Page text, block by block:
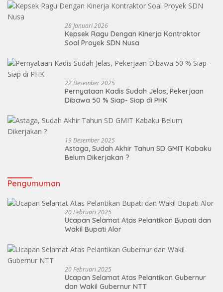
Dua ,Mandek!
28 Januari 2026
Kepsek Ragu Dengan Kinerja Kontraktor
Soal Proyek SDN Nusa
22 Desember 2025
Pernyataan Kadis Sudah Jelas, Pekerjaan
Dibawa 50 % Siap- Siap di PHK
19 Desember 2025
Astaga, Sudah Akhir Tahun SD GMIT Kabaku
Belum Dikerjakan ?
Pengumuman
20 Februari 2025
Ucapan Selamat Atas Pelantikan Bupati dan
Wakil Bupati Alor
20 Februari 2025
Ucapan Selamat Atas Pelantikan Gubernur
dan Wakil Gubernur NTT